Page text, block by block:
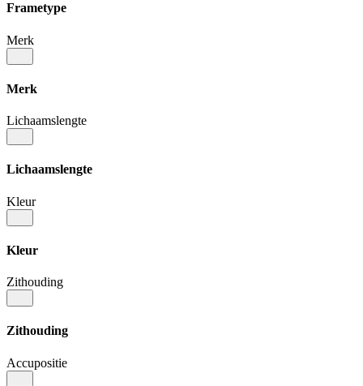
Frametype
Merk
Merk
Lichaamslengte
Lichaamslengte
Kleur
Kleur
Zithouding
Zithouding
Accupositie